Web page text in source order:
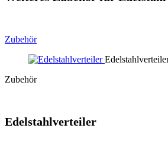
Zubehör
Zubehör
Edelstahl­verteiler